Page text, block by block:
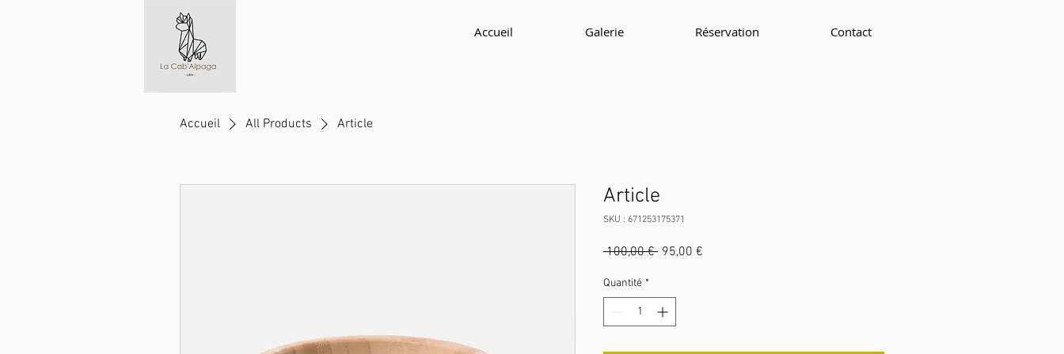
Accueil Galerie Réservation Contact
Accueil All Products Article
Article
SKU : 671253175371
100,00 € Prix
95,00 €
Quantité *